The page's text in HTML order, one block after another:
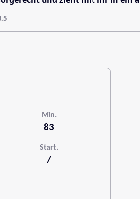
Min.
83
Start.
/